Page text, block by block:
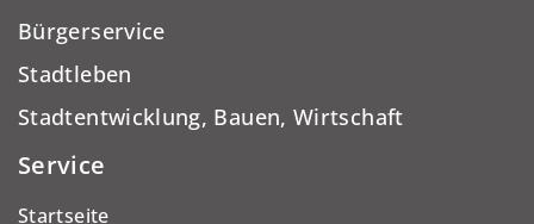
Bürgerservice
Stadtleben
Stadtentwicklung, Bauen, Wirtschaft
Service
Startseite